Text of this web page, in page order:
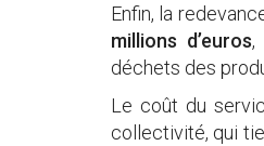
Enfin, la
millions d’euros,
déchets des
Le coût du
collectivité, qui